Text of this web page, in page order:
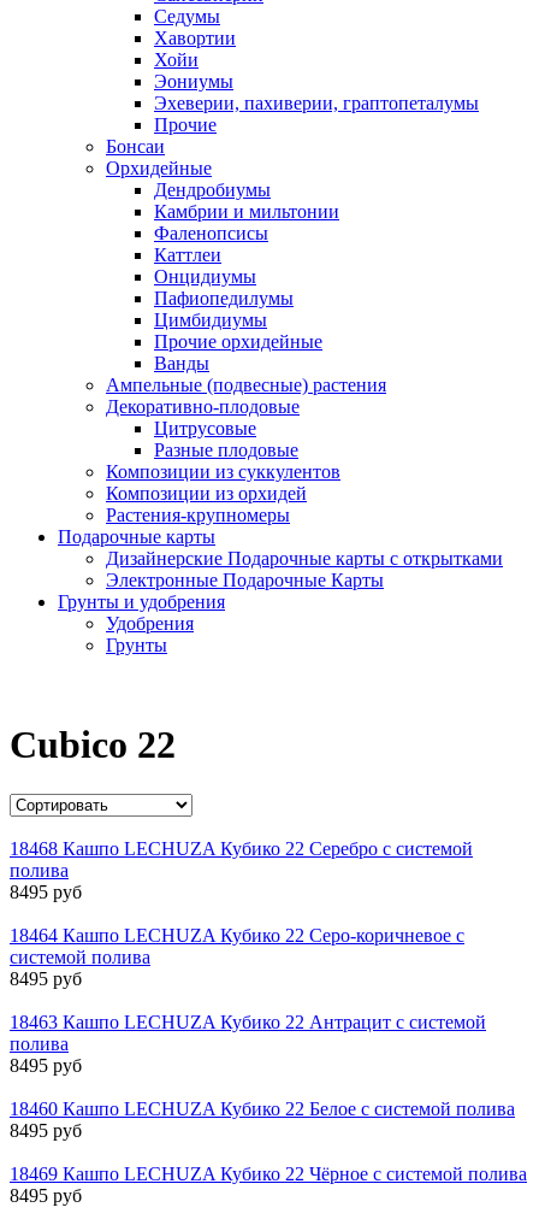
Седумы
Хавортии
Хойи
Эониумы
Эхеверии, пахиверии, граптопеталумы
Прочие
Бонсаи
Орхидейные
Дендробиумы
Камбрии и мильтонии
Фаленопсисы
Каттлеи
Онцидиумы
Пафиопедилумы
Цимбидиумы
Прочие орхидейные
Ванды
Ампельные (подвесные) растения
Декоративно-плодовые
Цитрусовые
Разные плодовые
Композиции из суккулентов
Композиции из орхидей
Растения-крупномеры
Подарочные карты
Дизайнерские Подарочные карты с открытками
Электронные Подарочные Карты
Грунты и удобрения
Удобрения
Грунты
Cubico 22
18468 Кашпо LECHUZA Кубико 22 Серебро с системой
полива
8495 руб
18464 Кашпо LECHUZA Кубико 22 Серо-коричневое с
системой полива
8495 руб
18463 Кашпо LECHUZA Кубико 22 Антрацит с системой
полива
8495 руб
18460 Кашпо LECHUZA Кубико 22 Белое с системой полива
8495 руб
18469 Кашпо LECHUZA Кубико 22 Чёрное с системой полива
8495 руб